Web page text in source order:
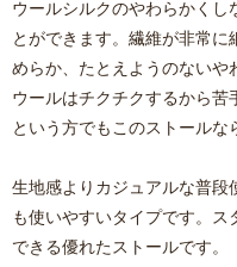
ウールシルクのやわらかくし
とができます。繊維が非常
めらか、たとえようのないや
ウールはチクチクするから苦
という方でもこのストールな
生地感よりカジュアルな普段
も使いやすいタイプです。
できる優れたストールです。